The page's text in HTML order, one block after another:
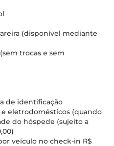
(disponível mediante
trocas e sem
de identificação
eletrodomésticos (quando
do hóspede (sujeito a
veículo no check-in R$